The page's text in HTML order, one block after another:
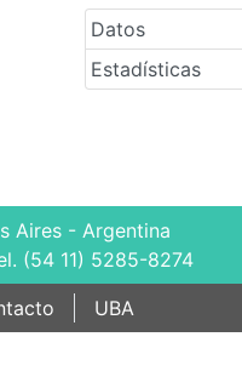
Datos
Estadísticas
Aires - Argentina
(54 11) 5285-8274
UBA